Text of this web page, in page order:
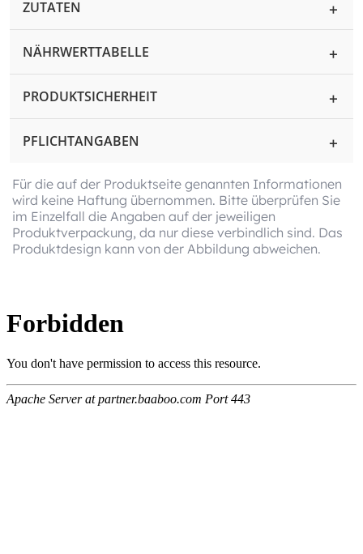
ZUTATEN
NÄHRWERTTABELLE
PRODUKTSICHERHEIT
PFLICHTANGABEN
Für die auf der Produktseite genannten Informationen
wird keine Haftung übernommen. Bitte überprüfen Sie
im Einzelfall die Angaben auf der jeweiligen
Produktverpackung, da nur diese verbindlich sind. Das
Produktdesign kann von der Abbildung abweichen.